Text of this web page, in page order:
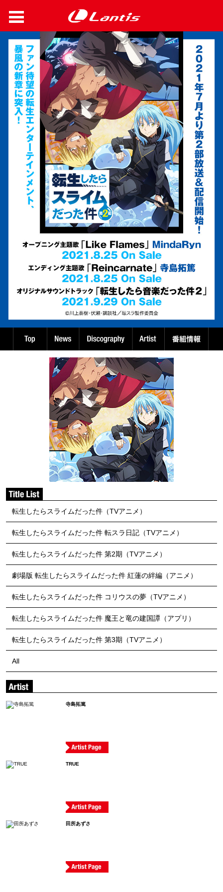
転生したらスライムだった件（TVアニメ）
転生したらスライムだった件 転スラ日記（TVアニメ）
転生したらスライムだった件 第2期（TVアニメ）
劇場版 転生したらスライムだった件 紅蓮の絆編（アニメ）
転生したらスライムだった件 コリウスの夢（TVアニメ）
転生したらスライムだった件 魔王と竜の建国譚（アプリ）
転生したらスライムだった件 第3期（TVアニメ）
All
寺島拓篤
TRUE
田所あずさ